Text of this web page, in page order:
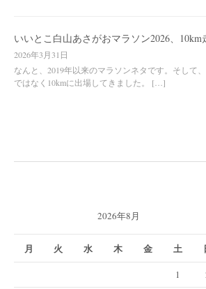
いいとこ白山あさがおマラソン2026、10km
2026年3月31日
なんと、2019年以来のマラソンネタです。そして
ではなく10kmに出場してきました。 […]
2026年8月
月 火 水 木 金 土
1